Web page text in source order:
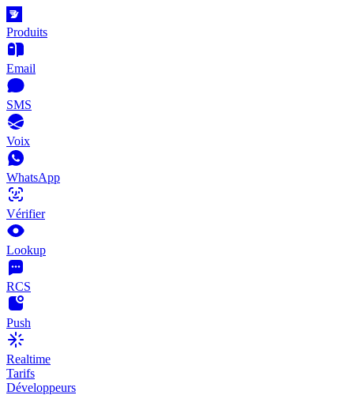
Produits
Email
SMS
Voix
WhatsApp
Vérifier
Lookup
RCS
Push
Realtime
Tarifs
Développeurs